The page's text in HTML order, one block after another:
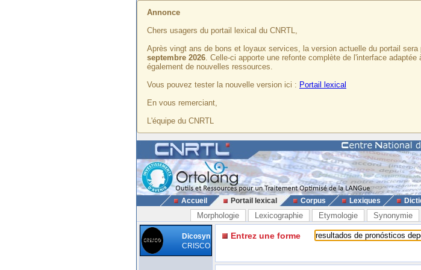
Annonce
Chers usagers du portail lexical du CNRTL,
Après vingt ans de bons et loyaux services, la version actuelle du portail
septembre 2026. Celle-ci apporte une refonte complète de l'interface
également de nouvelles ressources.
Vous pouvez tester la nouvelle version ici : Portail lexical
En vous remerciant,
L'équipe du CNRTL
Accueil Portail lexical Corpus Lexiques
Morphologie Lexicographie Etymologie Synonymie
Dicosyn
CRISCO
Entrez une forme